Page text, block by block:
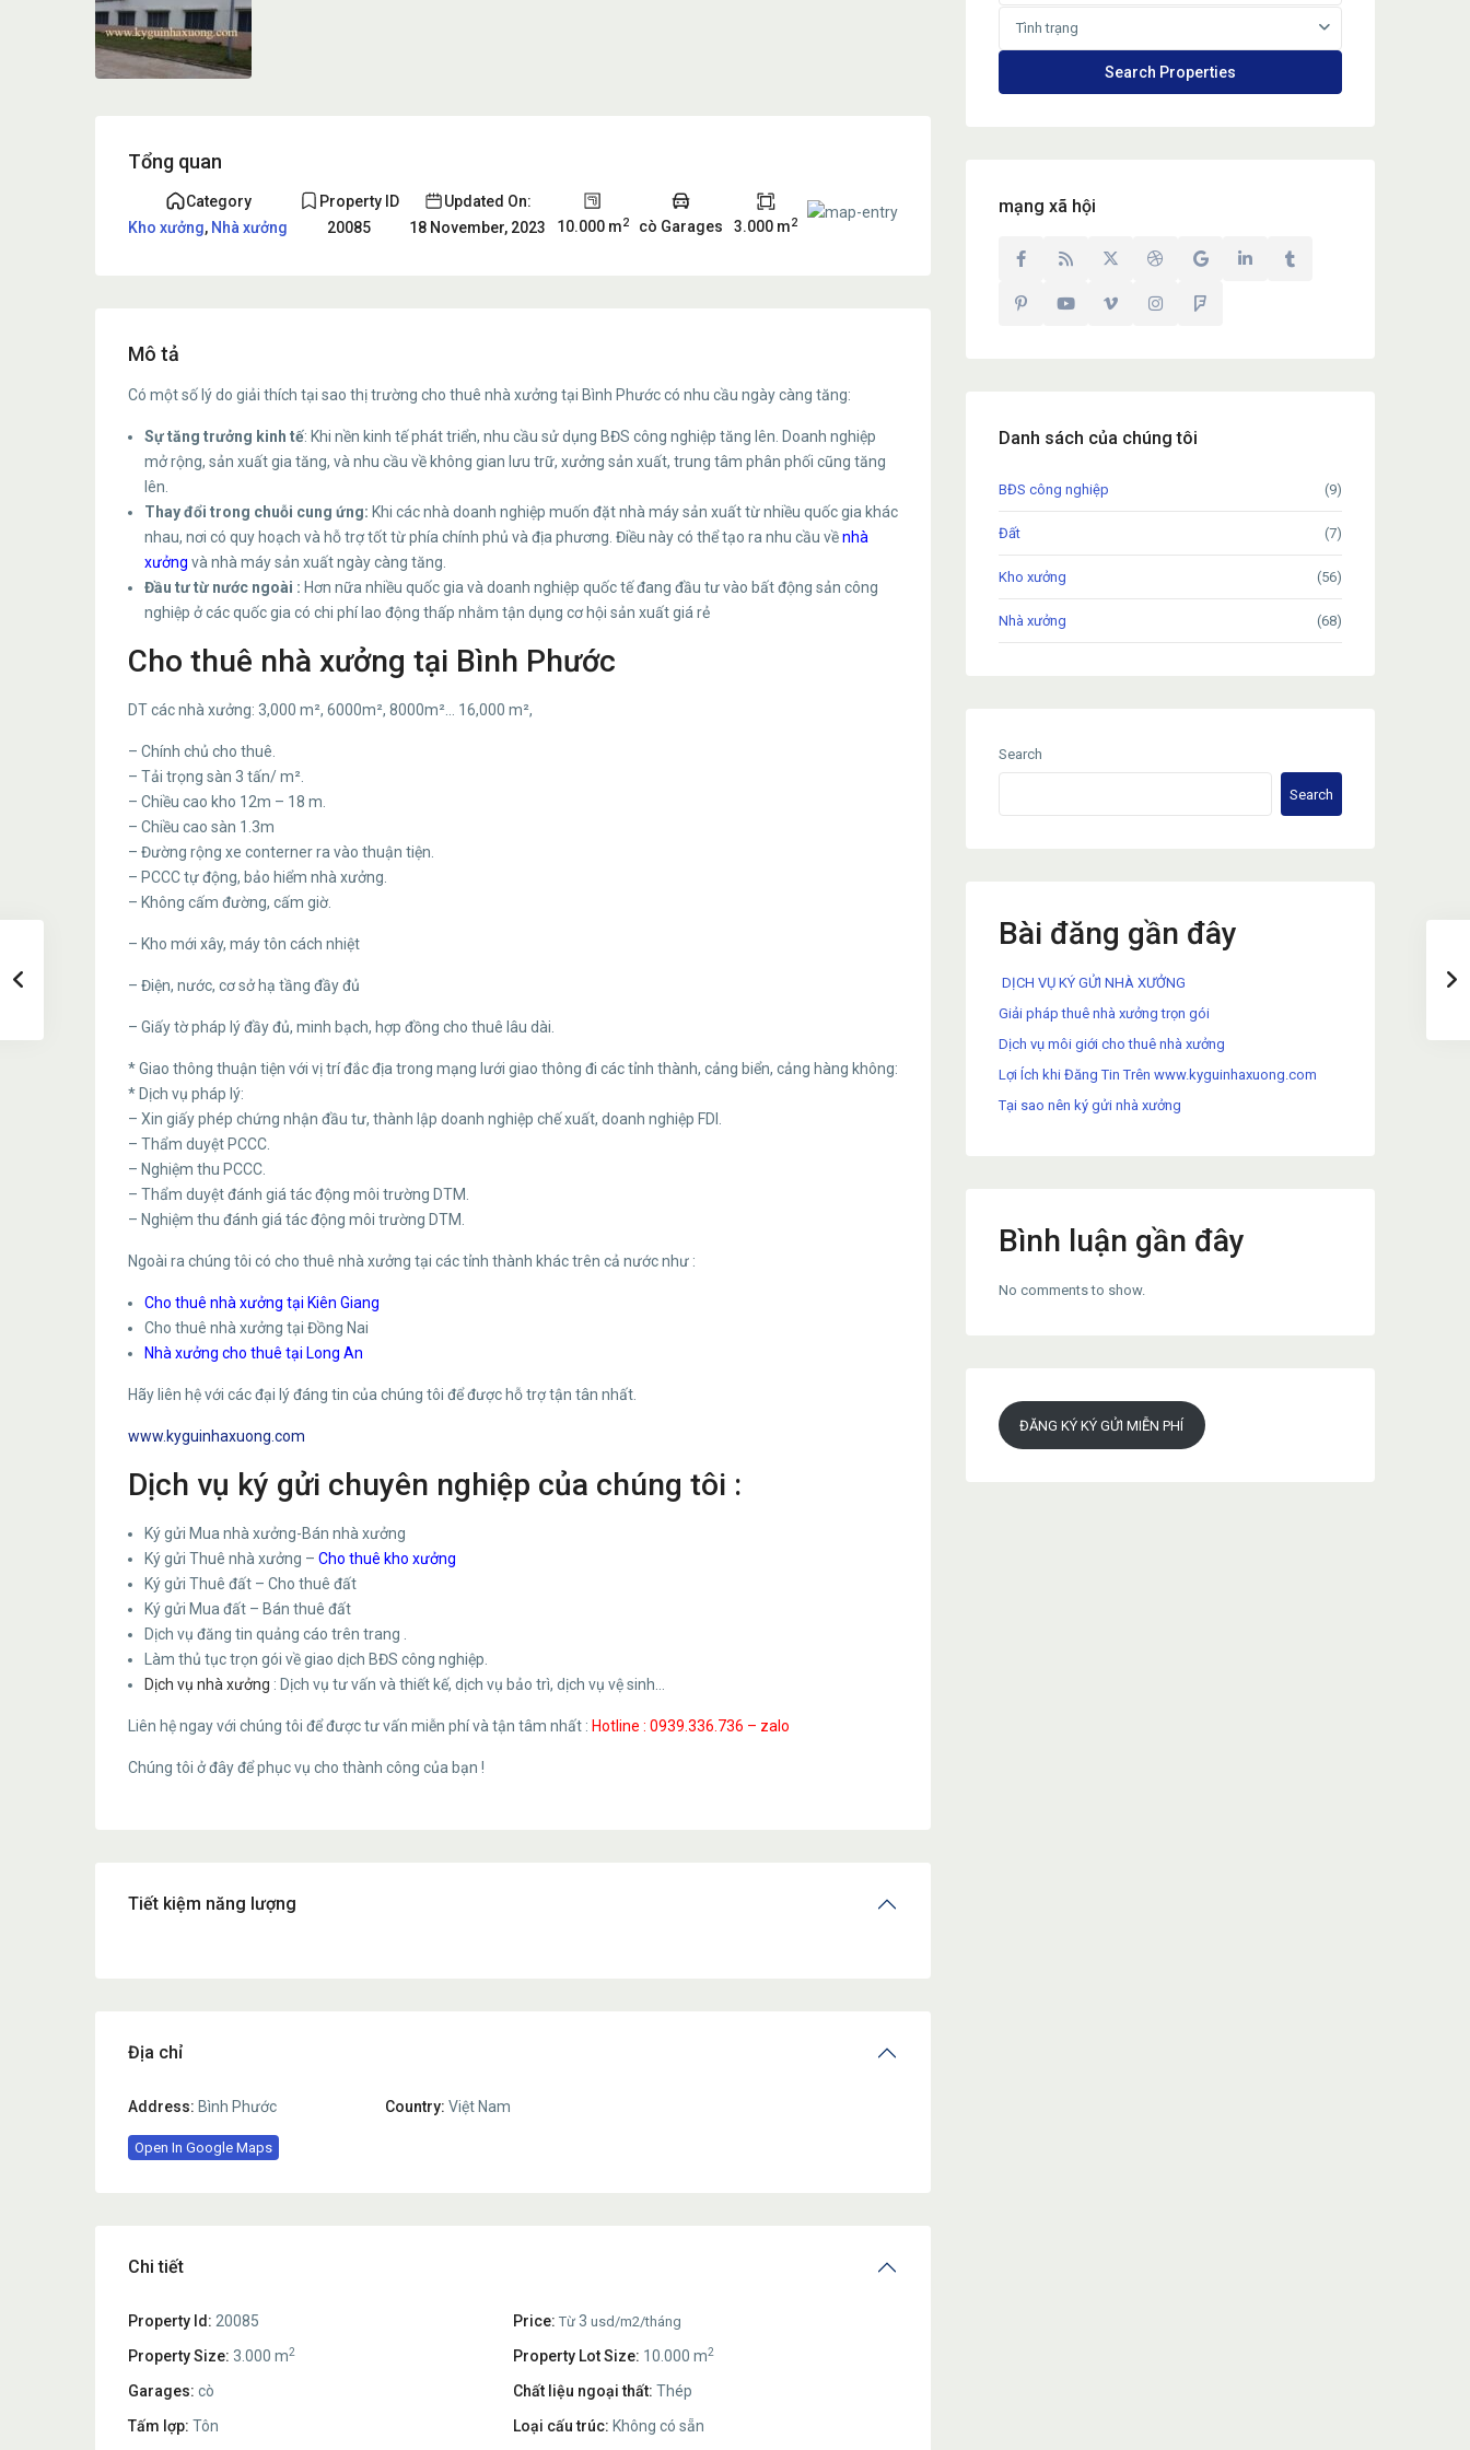
Tổng quan
Category
Kho xưởng, Nhà xưởng
Property ID
20085
Updated On:
18 November, 2023
10.000 m2 cò Garages 3.000 m2
Mô tả
Có một số lý do giải thích tại sao thị trường cho thuê nhà xưởng tại Bình Phước có nhu cầu ngày càng tăng:
Sự tăng trưởng kinh tế: Khi nền kinh tế phát triển, nhu cầu sử dụng BĐS công nghiệp tăng lên. Doanh nghiệp
mở rộng, sản xuất gia tăng, và nhu cầu về không gian lưu trữ, xưởng sản xuất, trung tâm phân phối cũng tăng
lên.
Thay đổi trong chuỗi cung ứng: Khi các nhà doanh nghiệp muốn đặt nhà máy sản xuất từ nhiều quốc gia khác
nhau, nơi có quy hoạch và hỗ trợ tốt từ phía chính phủ và địa phương. Điều này có thể tạo ra nhu cầu vềnhà
xưởng và nhà máy sản xuất ngày càng tăng.
Đầu tư từ nước ngoài : Hơn nữa nhiều quốc gia và doanh nghiệp quốc tế đang đầu tư vào bất động sản công
nghiệp ở các quốc gia có chi phí lao động thấp nhằm tận dụng cơ hội sản xuất giá rẻ
Cho thuê nhà xưởng tại Bình Phước
DT các nhà xưởng: 3,000 m², 6000m², 8000m²… 16,000 m²,
– Chính chủ cho thuê.
– Tải trọng sàn 3 tấn/ m².
– Chiều cao kho 12m – 18 m.
– Chiều cao sàn 1.3m
– Đường rộng xe conterner ra vào thuận tiện.
– PCCC tự động, bảo hiểm nhà xưởng.
– Không cấm đường, cấm giờ.
– Kho mới xây, máy tôn cách nhiệt
– Điện, nước, cơ sở hạ tầng đầy đủ
– Giấy tờ pháp lý đầy đủ, minh bạch, hợp đồng cho thuê lâu dài.
* Giao thông thuận tiện với vị trí đắc địa trong mạng lưới giao thông đi các tỉnh thành, cảng biển, cảng hàng không:
* Dịch vụ pháp lý:
– Xin giấy phép chứng nhận đầu tư, thành lập doanh nghiệp chế xuất, doanh nghiệp FDI.
– Thẩm duyệt PCCC.
– Nghiệm thu PCCC.
– Thẩm duyệt đánh giá tác động môi trường DTM.
– Nghiệm thu đánh giá tác động môi trường DTM.
Ngoài ra chúng tôi có cho thuê nhà xưởng tại các tỉnh thành khác trên cả nước như :
Cho thuê nhà xưởng tại Kiên Giang
Cho thuê nhà xưởng tại Đồng Nai
Nhà xưởng cho thuê tại Long An
Hãy liên hệ với các đại lý đáng tin của chúng tôi để được hỗ trợ tận tân nhất.
www.kyguinhaxuong.com
Dịch vụ ký gửi chuyên nghiệp của chúng tôi :
Ký gửi Mua nhà xưởng-Bán nhà xưởng
Ký gửi Thuê nhà xưởng – Cho thuê kho xưởng
Ký gửi Thuê đất – Cho thuê đất
Ký gửi Mua đất – Bán thuê đất
Dịch vụ đăng tin quảng cáo trên trang .
Làm thủ tục trọn gói về giao dịch BĐS công nghiệp.
Dịch vụ nhà xưởng : Dịch vụ tư vấn và thiết kế, dịch vụ bảo trì, dịch vụ vệ sinh…
Liên hệ ngay với chúng tôi để được tư vấn miễn phí và tận tâm nhất : Hotline : 0939.336.736 – zalo
Chúng tôi ở đây để phục vụ cho thành công của bạn !
Tiết kiệm năng lượng
Địa chỉ
Address: Bình Phước Country: Việt Nam
Open In Google Maps
Chi tiết
Property Id: 20085 Price: Từ 3 usd/m2/tháng
Property Size: 3.000 m2 Property Lot Size: 10.000 m2
Garages: cò Chất liệu ngoại thất: Thép
Tấm lợp: Tôn Loại cấu trúc: Không có sẵn
Tình trạng
mạng xã hội
Danh sách của chúng tôi
BĐS công nghiệp (9)
Đất (7)
Kho xưởng (56)
Nhà xưởng (68)
Search
Search
Bài đăng gần đây
DỊCH VỤ KÝ GỬI NHÀ XƯỞNG
Giải pháp thuê nhà xưởng trọn gói
Dịch vụ môi giới cho thuê nhà xưởng
Lợi Ích khi Đăng Tin Trên www.kyguinhaxuong.com
Tại sao nên ký gửi nhà xưởng
Bình luận gần đây
No comments to show.
ĐĂNG KÝ KÝ GỬI MIỄN PHÍ